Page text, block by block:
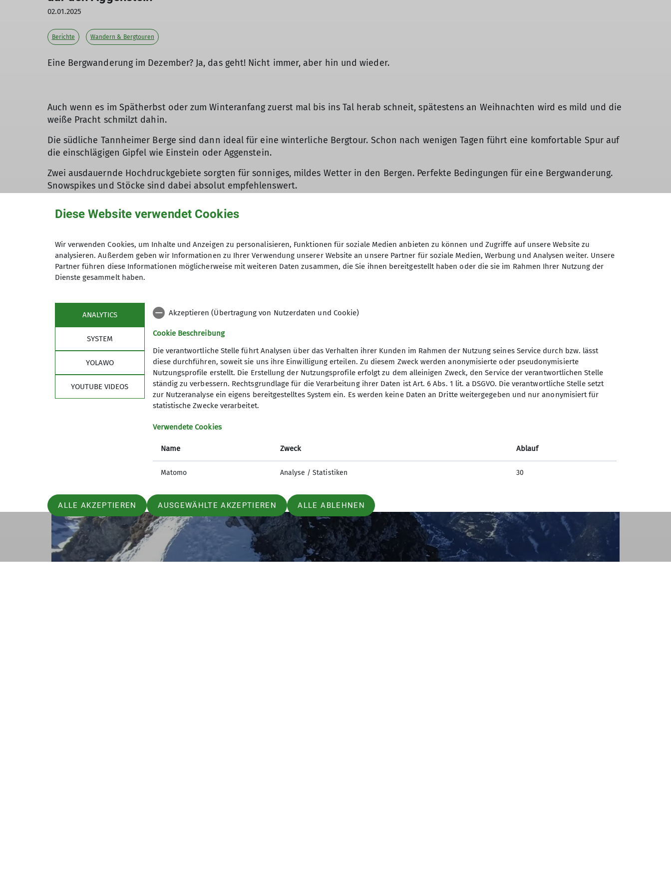
02.01.2025
Berichte Wandern & Bergtouren
Eine Bergwanderung im Dezember? Ja, das geht! Nicht immer, aber hin und wieder.
Auch wenn es im Spätherbst oder zum Winteranfang zuerst mal bis ins Tal herab schneit, spätestens an Weihnachten wird es mild und die
weiße Pracht schmilzt dahin.
Die südliche Tannheimer Berge sind dann ideal für eine winterliche Bergtour. Schon nach wenigen Tagen führt eine komfortable Spur auf
die einschlägigen Gipfel wie Einstein oder Aggenstein.
Zwei ausdauernde Hochdruckgebiete sorgten für sonniges, mildes Wetter in den Bergen. Perfekte Bedingungen für eine Bergwanderung.
Snowspikes und Stöcke sind dabei absolut empfehlenswert.
Im Tal war es frühmorgens mit -7°C noch etwas schattig, aber mit jedem Meter höher wurde es milder.Bald wurde es den Teilnehmern zu
warm und die erste Schicht verschwand im Rucksack. Die sonnige Terrasse der Bad Kissinger Hütte lud zum genießen von Aussicht und
Die letzten paar Meter am noch verschneiten Gipfelaufbau waren durchaus anspruchsvoll, wurden aber von allen gemeistert.
Für den Aggenstein ungewöhnlich: wir waren über lange Zeit die einzigen dort!!! Beste Fernsicht auf Berge, soweit das Auge blicken kann,
aber auch ins Unterland mit den Ostallgäuer Seen wie Hopfen- und Forggensee.
Konzentriert ging es über die verschneite, steile Flanke hinab wieder in Richtung Bad Kissinger Hütte. Hier durften alle noch einmal
ausgiebig Sonne tanken bevor es zurück ins neblige Biberach ging.
Diese Website verwendet Cookies
Wir verwenden Cookies, um Inhalte und Anzeigen zu personalisieren, Funktionen für soziale Medien anbieten zu können und Zugriffe auf unsere Website zu
analysieren. Außerdem geben wir Informationen zu Ihrer Verwendung unserer Website an unsere Partner für soziale Medien, Werbung und Analysen weiter. Unsere
Partner führen diese Informationen möglicherweise mit weiteren Daten zusammen, die Sie ihnen bereitgestellt haben oder die sie im Rahmen Ihrer Nutzung der
Dienste gesammelt haben.
ANALYTICS
SYSTEM
YOLAWO
YOUTUBE VIDEOS
Akzeptieren (Übertragung von Nutzerdaten und Cookie)
Cookie Beschreibung
Die verantwortliche Stelle führt Analysen über das Verhalten ihrer Kunden im Rahmen der Nutzung seines Service durch bzw. lässt
diese durchführen, soweit sie uns ihre Einwilligung erteilen. Zu diesem Zweck werden anonymisierte oder pseudonymisierte
Nutzungsprofile erstellt. Die Erstellung der Nutzungsprofile erfolgt zu dem alleinigen Zweck, den Service der verantwortlichen Stelle
ständig zu verbessern. Rechtsgrundlage für die Verarbeitung ihrer Daten ist Art. 6 Abs. 1 lit. a DSGVO. Die verantwortliche Stelle setzt
zur Nutzeranalyse ein eigens bereitgestelltes System ein. Es werden keine Daten an Dritte weitergegeben und nur anonymisiert für
statistische Zwecke verarbeitet.
Verwendete Cookies
Name Zweck Ablauf
Matomo Analyse / Statistiken 30
ALLE AKZEPTIEREN AUSGEWÄHLTE AKZEPTIEREN ALLE ABLEHNEN